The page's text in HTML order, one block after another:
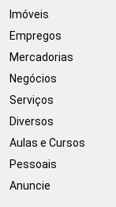
Imóveis
Empregos
Mercadorias
Negócios
Serviços
Diversos
Aulas e Cursos
Pessoais
Anuncie